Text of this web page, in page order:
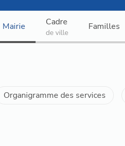
Mairie Cadre
de ville
Familles
Organigramme des services